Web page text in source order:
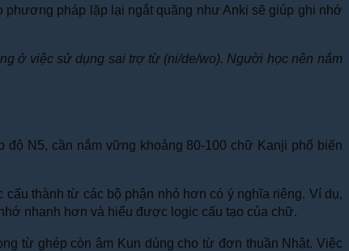
pháp lặp lại ngắt quãng như Anki sẽ giúp ghi nhớ
ở việc sử dụng sai trợ từ (ni/de/wo). Người học nên nắm
N5, cần nắm vững khoảng 80-100 chữ Kanji phổ biến
thành từ các bộ phận nhỏ hơn có ý nghĩa riêng. Ví dụ,
nhanh hơn và hiểu được logic cấu tạo của chữ.
từ ghép còn âm Kun dùng cho từ đơn thuần Nhật. Việc